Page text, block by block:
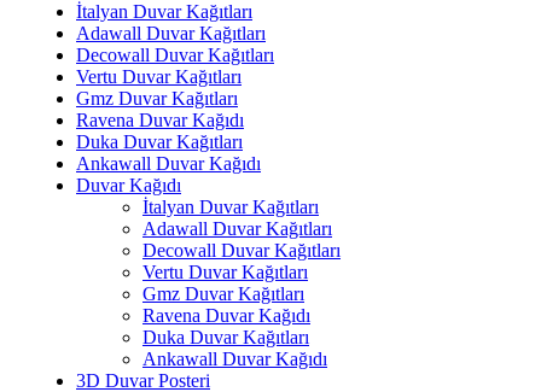
İtalyan Duvar Kağıtları
Adawall Duvar Kağıtları
Decowall Duvar Kağıtları
Vertu Duvar Kağıtları
Gmz Duvar Kağıtları
Ravena Duvar Kağıdı
Duka Duvar Kağıtları
Ankawall Duvar Kağıdı
Duvar Kağıdı
İtalyan Duvar Kağıtları
Adawall Duvar Kağıtları
Decowall Duvar Kağıtları
Vertu Duvar Kağıtları
Gmz Duvar Kağıtları
Ravena Duvar Kağıdı
Duka Duvar Kağıtları
Ankawall Duvar Kağıdı
3D Duvar Posteri